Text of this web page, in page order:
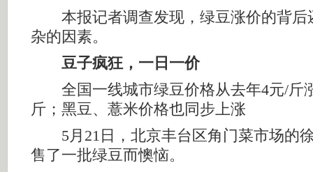
本报记者调查发现，绿豆涨价的背后
杂的因素。
豆子疯狂，一日一价
全国一线城市绿豆价格从去年4元/斤
斤；黑豆、薏米价格也同步上涨
5月21日，北京丰台区角门菜市场的
售了一批绿豆而懊恼。